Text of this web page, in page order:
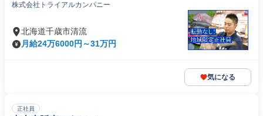
株式会社トライアルカンパニー
北海道千歳市清流
月給24万6000円～31万円
気になる
正社員